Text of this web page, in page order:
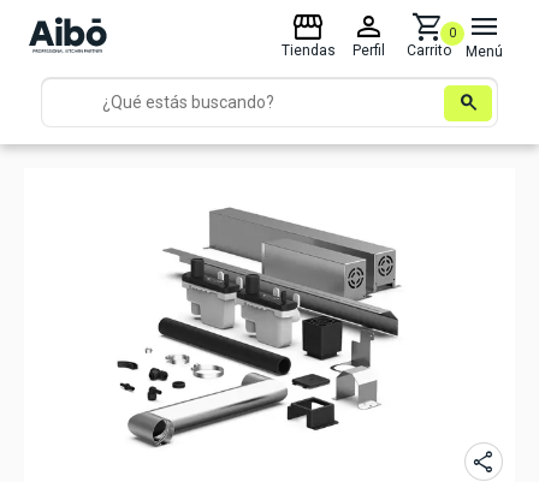
search
storefront
Tiendas
person
Perfil
shopping_cart
Carrito
0 menu
Menú
share